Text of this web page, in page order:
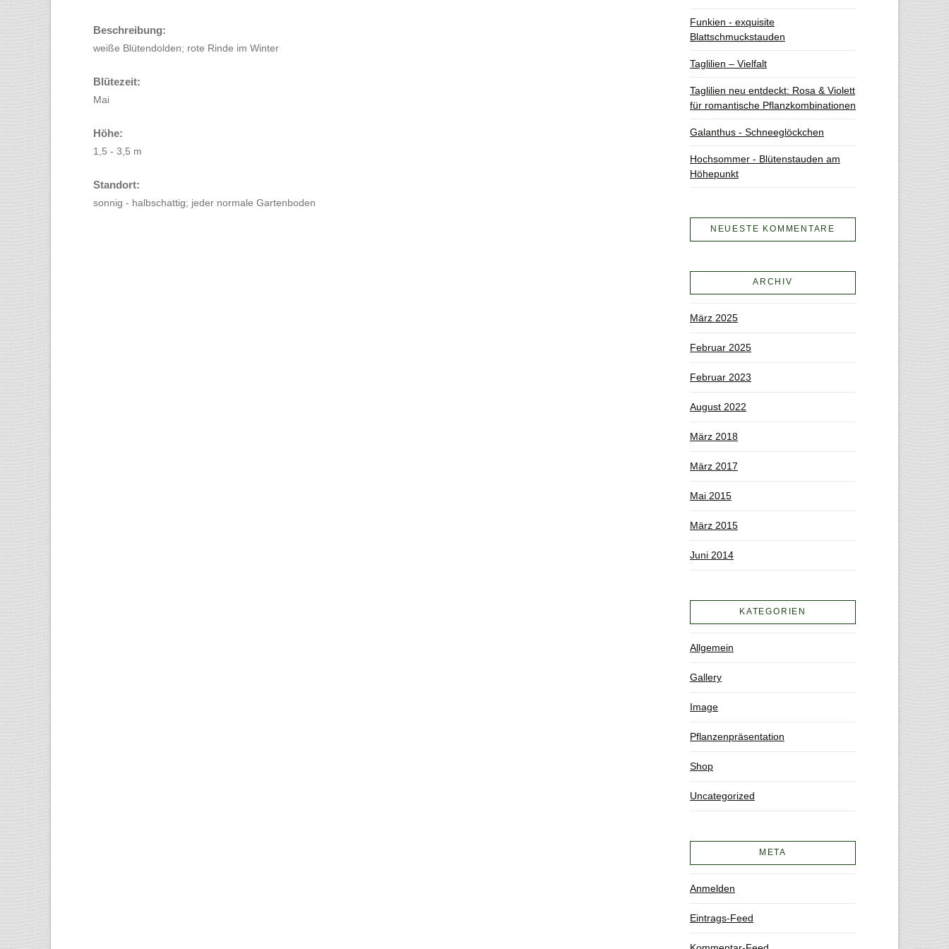
Beschreibung:
weiße Blütendolden; rote Rinde im Winter
Blütezeit:
Mai
Höhe:
1,5 - 3,5 m
Standort:
sonnig - halbschattig; jeder normale Gartenboden
Funkien - exquisite
Blattschmuckstauden
Taglilien – Vielfalt
Taglilien neu entdeckt: Rosa & Violett
für romantische Pflanzkombinationen
Galanthus - Schneeglöckchen
Hochsommer - Blütenstauden am
Höhepunkt
NEUESTE KOMMENTARE
ARCHIV
März 2025
Februar 2025
Februar 2023
August 2022
März 2018
März 2017
Mai 2015
März 2015
Juni 2014
KATEGORIEN
Allgemein
Gallery
Image
Pflanzenpräsentation
Shop
Uncategorized
META
Anmelden
Eintrags-Feed